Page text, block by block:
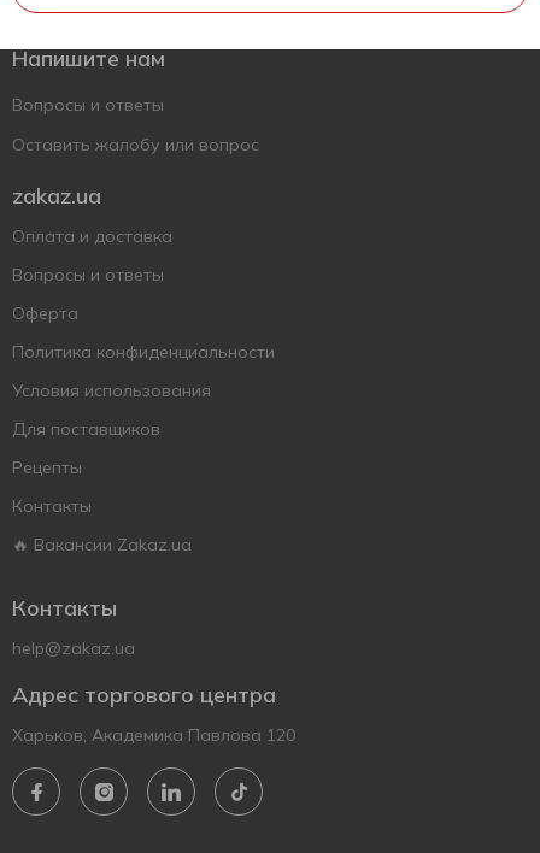
Поддержать ВСУ
Напишите нам
Вопросы и ответы
Оставить жалобу или вопрос
zakaz.ua
Оплата и доставка
Вопросы и ответы
Оферта
Политика конфиденциальности
Условия использования
Для поставщиков
Рецепты
Контакты
🔥 Вакансии Zakaz.ua
Контакты
help@zakaz.ua
Адрес торгового центра
Харьков, Академика Павлова 120